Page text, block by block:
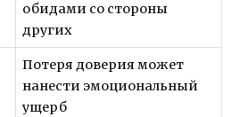
обидами со стороны
других
Потеря доверия может
нанести эмоциональный
ущерб